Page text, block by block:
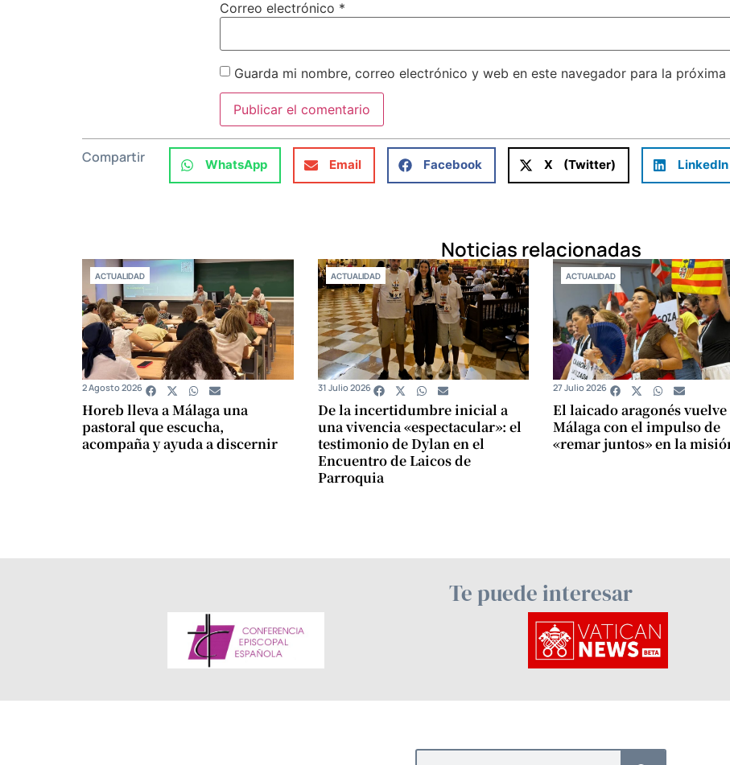
Correo electrónico *
Guarda mi nombre, correo electrónico y web en este navegador para la
Compartir WhatsApp Email Facebook X (Twitter) LinkedIn
Noticias relacionadas
ACTUALIDAD
Horeb lleva a Málaga una
pastoral que escucha,
acompaña y ayuda a discernir
2 Agosto 2026
ACTUALIDAD
De la incertidumbre inicial a
una vivencia «espectacular»: el
testimonio de Dylan en el
Encuentro de Laicos de
Parroquia
31 Julio 2026
ACTUALIDAD
El laicado aragonés vuelve
Málaga con el impulso de
«remar juntos» en la
27 Julio 2026
Te puede interesar